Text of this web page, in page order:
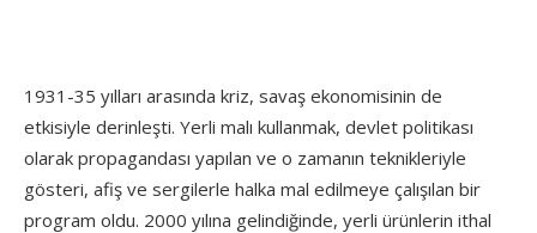
1931-35 yılları arasında kriz, savaş ekonomisinin de
etkisiyle derinleşti. Yerli malı kullanmak, devlet politikası
olarak propagandası yapılan ve o zamanın teknikleriyle
gösteri, afiş ve sergilerle halka mal edilmeye çalışılan bir
program oldu. 2000 yılına gelindiğinde, yerli ürünlerin ithal